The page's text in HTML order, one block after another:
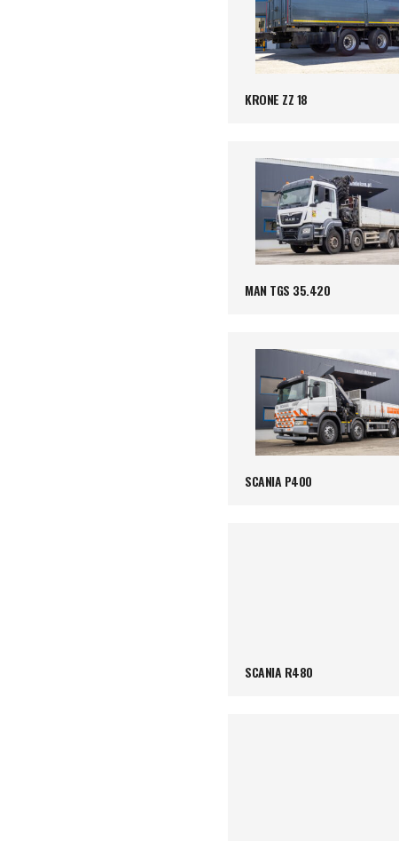
KRONE ZZ 18
MAN TGS 35.420
SCANIA P400
SCANIA R480